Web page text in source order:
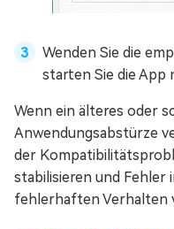
Wenden Sie die
starten Sie die App
Wenn ein älteres oder
Anwendungsabstürze
der
stabilisieren und Fehler
fehlerhaften Verhalten